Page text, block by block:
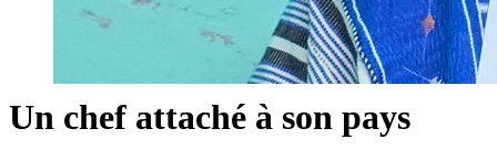
Un chef attaché à son pays